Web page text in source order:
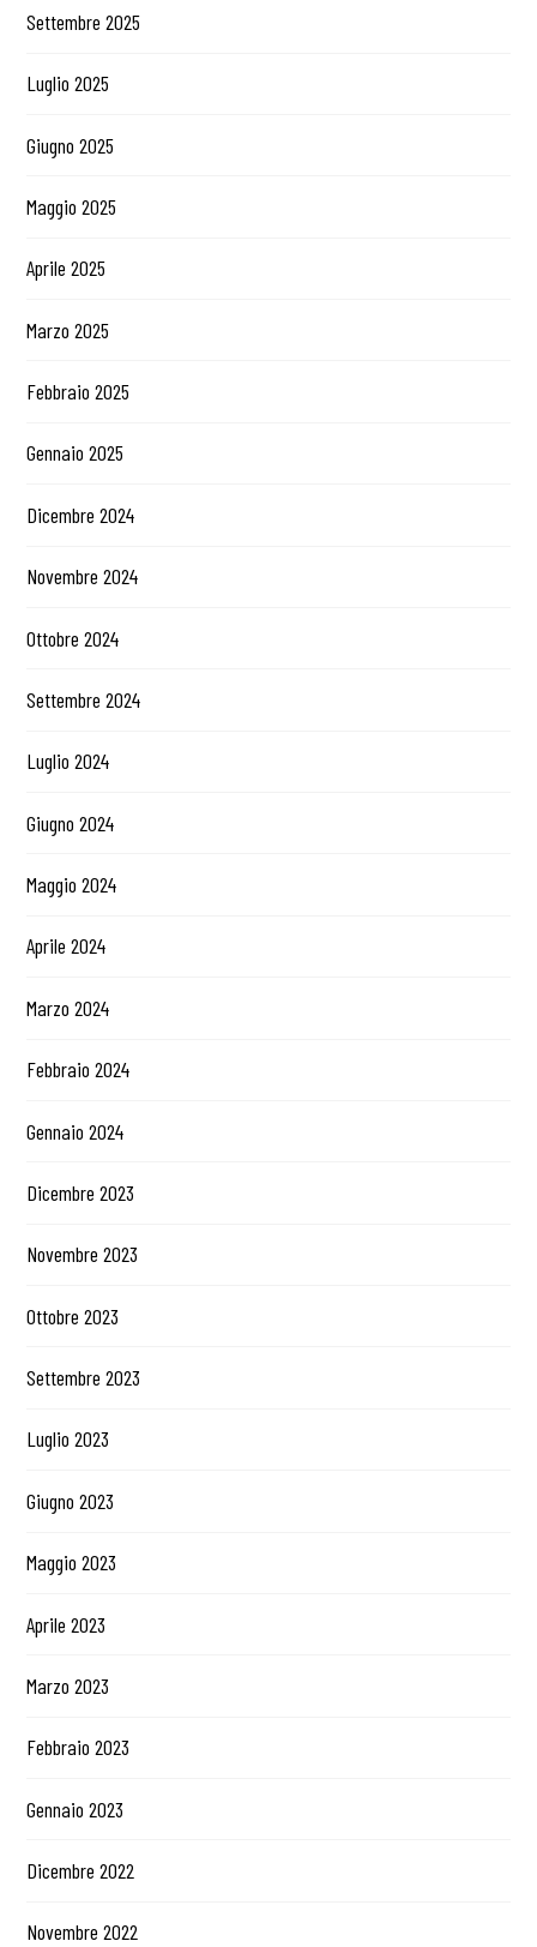
Settembre 2025
Luglio 2025
Giugno 2025
Maggio 2025
Aprile 2025
Marzo 2025
Febbraio 2025
Gennaio 2025
Dicembre 2024
Novembre 2024
Ottobre 2024
Settembre 2024
Luglio 2024
Giugno 2024
Maggio 2024
Aprile 2024
Marzo 2024
Febbraio 2024
Gennaio 2024
Dicembre 2023
Novembre 2023
Ottobre 2023
Settembre 2023
Luglio 2023
Giugno 2023
Maggio 2023
Aprile 2023
Marzo 2023
Febbraio 2023
Gennaio 2023
Dicembre 2022
Novembre 2022